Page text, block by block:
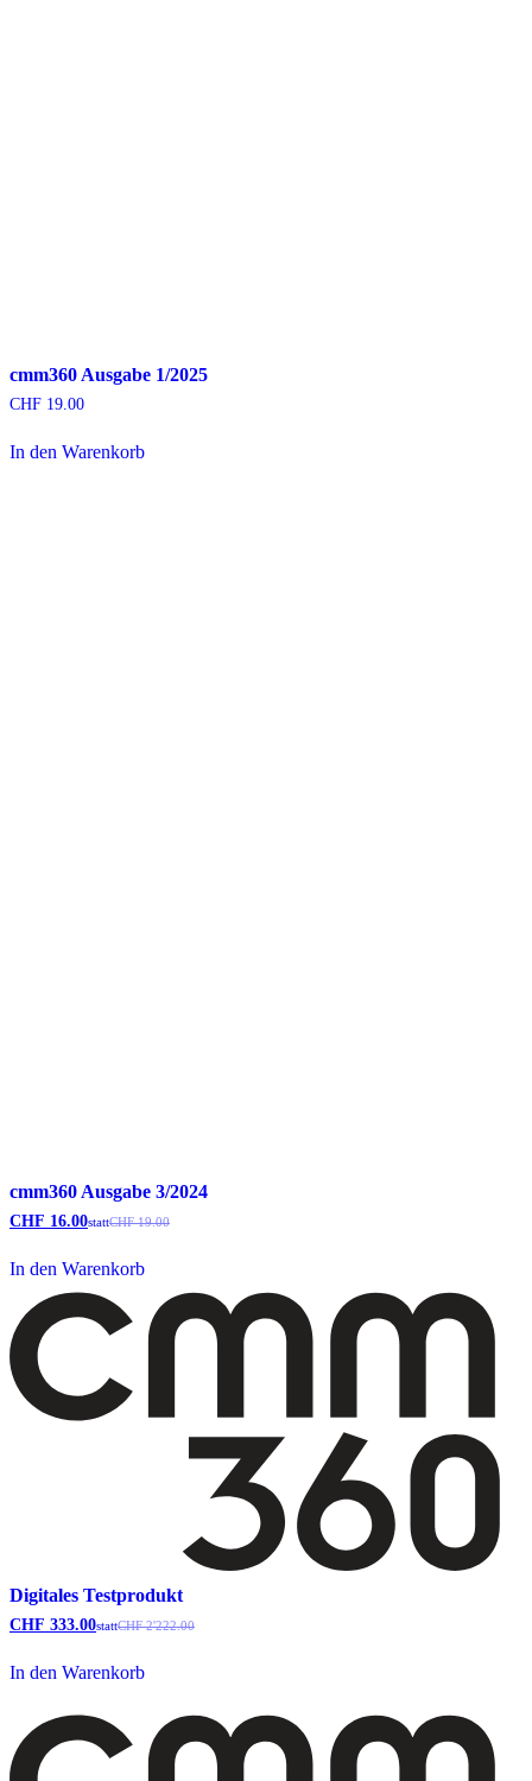
cmm360 Ausgabe 1/2025
CHF 19.00
In den Warenkorb
cmm360 Ausgabe 3/2024
CHF 16.00stattCHF19.00
In den Warenkorb
Digitales Testprodukt
CHF 333.00stattCHF2'222.00
In den Warenkorb